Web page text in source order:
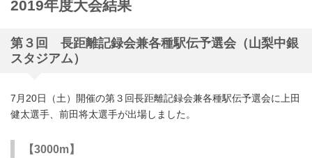
2019年度大会結果
第３回 長距離記録会兼各種駅伝予選会（山梨中銀
スタジアム）
7月20日（土）開催の第３回長距離記録会兼各種駅伝予選会に上田
健太選手、前田将太選手が出場しました。
【3000m】